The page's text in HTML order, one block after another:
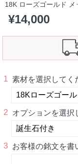
18K ローズゴールド メ
¥14,000
1 素材を選択してく
2 オプションを選択
3 お客様の銘文を書